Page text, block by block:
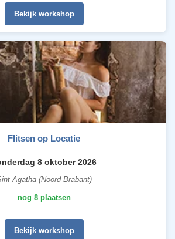
Bekijk workshop
Flitsen op Locatie
8 oktober 2026
Agatha (Noord Brabant)
nog 8 plaatsen
Bekijk workshop